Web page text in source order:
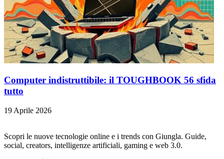
Computer indistruttibile: il TOUGHBOOK 56 sfida
tutto
19 Aprile 2026
Scopri le nuove tecnologie online e i trends con Giungla. Guide,
social, creators, intelligenze artificiali, gaming e web 3.0.